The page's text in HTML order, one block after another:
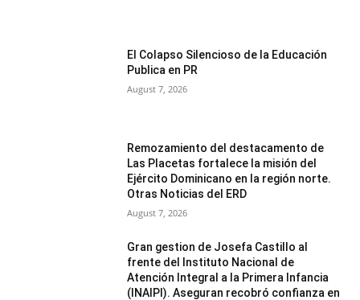
El Colapso Silencioso de la Educación
Publica en PR
August 7, 2026
Remozamiento del destacamento de
Las Placetas fortalece la misión del
Ejército Dominicano en la región norte.
Otras Noticias del ERD
August 7, 2026
Gran gestion de Josefa Castillo al
frente del Instituto Nacional de
Atención Integral a la Primera Infancia
(INAIPI). Aseguran recobró confianza en